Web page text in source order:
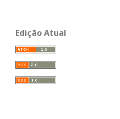
Edição Atual